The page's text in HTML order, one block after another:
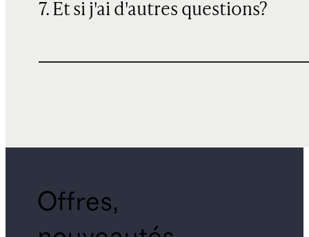
7. Et si j'ai d'autres questions?
Offres,